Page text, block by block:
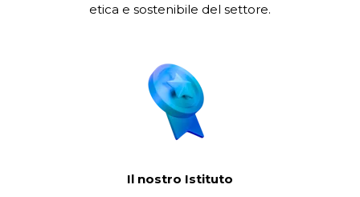
etica e sostenibile del settore.
Il nostro Istituto